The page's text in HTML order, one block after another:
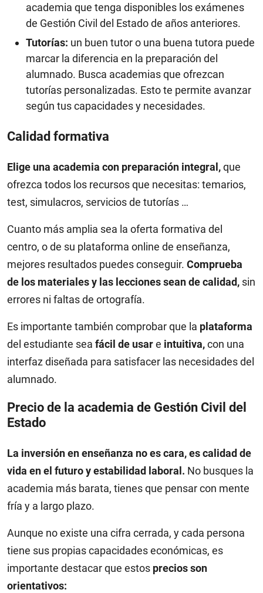
academia que tenga disponibles los exámenes
de Gestión Civil del Estado de años anteriores.
Tutorías: un buen tutor o una buena tutora puede
marcar la diferencia en la preparación del
alumnado. Busca academias que ofrezcan
tutorías personalizadas. Esto te permite avanzar
según tus capacidades y necesidades.
Calidad formativa
Elige una academia con preparación integral,que
ofrezca todos los recursos que necesitas: temarios,
test, simulacros, servicios de tutorías …
Cuanto más amplia sea la oferta formativa del
centro, o de su plataforma online de enseñanza,
mejores resultados puedes conseguir. Comprueba
de los materiales y las lecciones sean de calidad, sin
errores ni faltas de ortografía.
Es importante también comprobar que la plataforma
del estudiante sea fácil de usare intuitiva,con una
interfaz diseñada para satisfacer las necesidades del
alumnado.
Precio de la academia de Gestión Civil del
Estado
La inversión en enseñanza no es cara, es calidad de
vida en el futuro y estabilidad laboral. No busques la
academia más barata, tienes que pensar con mente
fría y a largo plazo.
Aunque no existe una cifra cerrada, y cada persona
tiene sus propias capacidades económicas, es
importante destacar que estos precios son
orientativos: